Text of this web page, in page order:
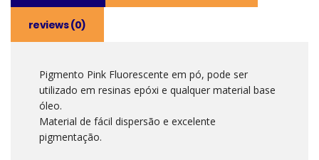
reviews (0)
Pigmento Pink Fluorescente em pó, pode ser
utilizado em resinas epóxi e qualquer material base
óleo.
Material de fácil dispersão e excelente
pigmentação.